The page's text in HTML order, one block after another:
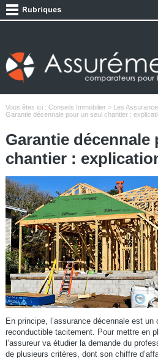
Vous êtes ici : Conseils Immobilier> Les
Garantie décennale pour un seul chantier :
Garantie décennale
chantier :
En principe, l’assurance décennale est
reconductible tacitement. Pour mettre en
l’assureur va étudier la demande du
de plusieurs critères, dont son chiffre